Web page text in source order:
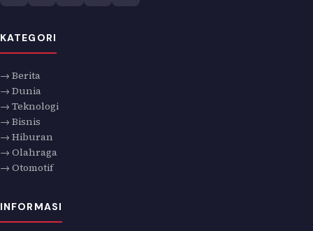
KATEGORI
→ Berita
→ Dunia
→ Teknologi
→ Bisnis
→ Hiburan
→ Olahraga
→ Otomotif
INFORMASI